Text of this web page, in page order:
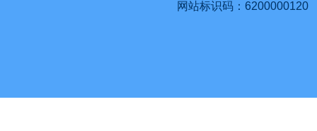
网站标识码：6200000120